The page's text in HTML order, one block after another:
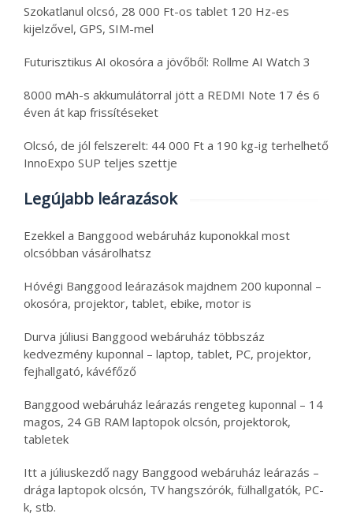
Szokatlanul olcsó, 28 000 Ft-os tablet 120 Hz-es
kijelzővel, GPS, SIM-mel
Futurisztikus AI okosóra a jövőből: Rollme AI Watch 3
8000 mAh-s akkumulátorral jött a REDMI Note 17 és 6
éven át kap frissítéseket
Olcsó, de jól felszerelt: 44 000 Ft a 190 kg-ig terhelhető
InnoExpo SUP teljes szettje
Legújabb leárazások
Ezekkel a Banggood webáruház kuponokkal most
olcsóbban vásárolhatsz
Hóvégi Banggood leárazások majdnem 200 kuponnal –
okosóra, projektor, tablet, ebike, motor is
Durva júliusi Banggood webáruház többszáz
kedvezmény kuponnal – laptop, tablet, PC, projektor,
fejhallgató, kávéfőző
Banggood webáruház leárazás rengeteg kuponnal – 14
magos, 24 GB RAM laptopok olcsón, projektorok,
tabletek
Itt a júliuskezdő nagy Banggood webáruház leárazás –
drága laptopok olcsón, TV hangszórók, fülhallgatók, PC-
k, stb.